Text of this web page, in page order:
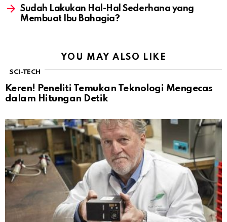
Sudah Lakukan Hal-Hal Sederhana yang
Membuat Ibu Bahagia?
YOU MAY ALSO LIKE
SCI-TECH
Keren! Peneliti Temukan Teknologi Mengecas
dalam Hitungan Detik